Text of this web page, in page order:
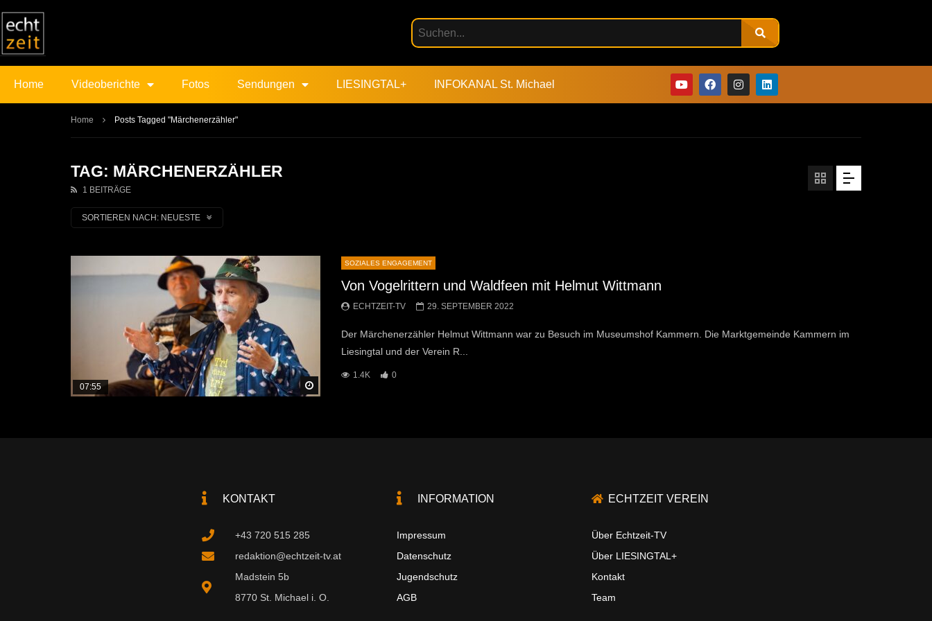
Home Videoberichte Fotos Sendungen LIESINGTAL+ INFOKANAL St. Michael
Home Posts Tagged "Märchenerzähler"
TAG: MÄRCHENERZÄHLER
1 BEITRÄGE
SORTIEREN NACH: NEUESTE
07:55
SOZIALES ENGAGEMENT
Von Vogelrittern und Waldfeen mit Helmut Wittmann
ECHTZEIT-TV 29. SEPTEMBER 2022
Der Märchenerzähler Helmut Wittmann war zu Besuch im Museumshof Kammern. Die Marktgemeinde Kammern im
Liesingtal und der Verein R...
1.4K 0
KONTAKT
+43 720 515 285
redaktion@echtzeit-tv.at
Madstein 5b
8770 St. Michael i. O.
INFORMATION
Impressum
Datenschutz
Jugendschutz
AGB
ECHTZEIT VEREIN
Über Echtzeit-TV
Über LIESINGTAL+
Kontakt
Team